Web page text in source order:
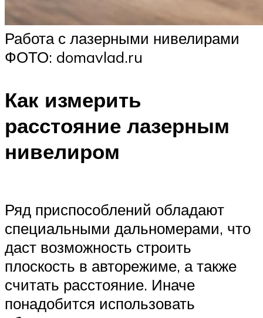
Работа с лазерными нивелирами
ФОТО: domavlad.ru
Как измерить
расстояние лазерным
нивелиром
Ряд приспособлений обладают
специальными дальномерами, что
даст возможность строить
плоскость в авторежиме, а также
считать расстояние. Иначе
понадобится использовать